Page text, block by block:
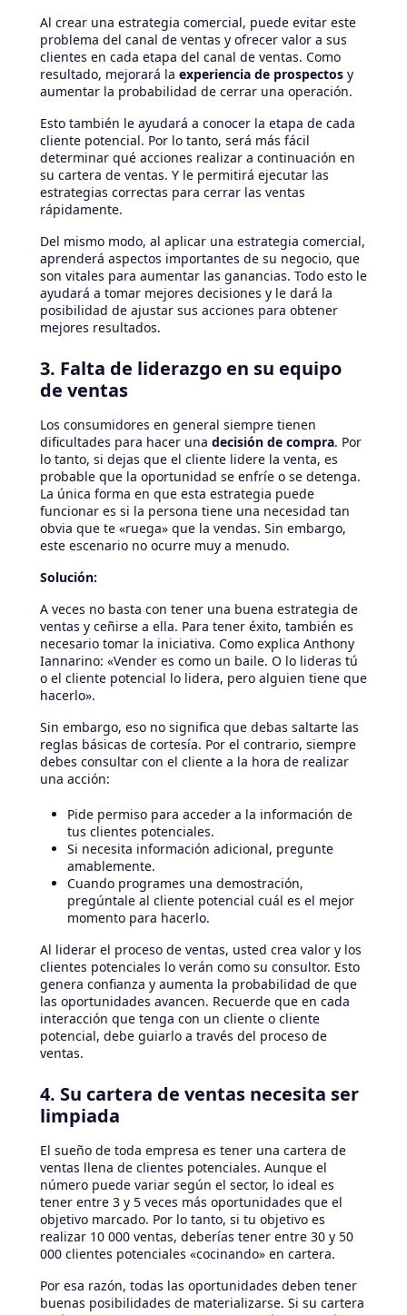
Al crear una estrategia comercial, puede evitar este
problema del canal de ventas y ofrecer valor a sus
clientes en cada etapa del canal de ventas. Como
resultado, mejorará la experiencia de prospectos y
aumentar la probabilidad de cerrar una operación.
Esto también le ayudará a conocer la etapa de cada
cliente potencial. Por lo tanto, será más fácil
determinar qué acciones realizar a continuación en
su cartera de ventas. Y le permitirá ejecutar las
estrategias correctas para cerrar las ventas
rápidamente.
Del mismo modo, al aplicar una estrategia comercial,
aprenderá aspectos importantes de su negocio, que
son vitales para aumentar las ganancias. Todo esto le
ayudará a tomar mejores decisiones y le dará la
posibilidad de ajustar sus acciones para obtener
mejores resultados.
3. Falta de liderazgo en su equipo
de ventas
Los consumidores en general siempre tienen
dificultades para hacer una decisión de compra. Por
lo tanto, si dejas que el cliente lidere la venta, es
probable que la oportunidad se enfríe o se detenga.
La única forma en que esta estrategia puede
funcionar es si la persona tiene una necesidad tan
obvia que te «ruega» que la vendas. Sin embargo,
este escenario no ocurre muy a menudo.
Solución:
A veces no basta con tener una buena estrategia de
ventas y ceñirse a ella. Para tener éxito, también es
necesario tomar la iniciativa. Como explica Anthony
Iannarino: «Vender es como un baile. O lo lideras tú
o el cliente potencial lo lidera, pero alguien tiene que
hacerlo».
Sin embargo, eso no significa que debas saltarte las
reglas básicas de cortesía. Por el contrario, siempre
debes consultar con el cliente a la hora de realizar
una acción:
Pide permiso para acceder a la información de
tus clientes potenciales.
Si necesita información adicional, pregunte
amablemente.
Cuando programes una demostración,
pregúntale al cliente potencial cuál es el mejor
momento para hacerlo.
Al liderar el proceso de ventas, usted crea valor y los
clientes potenciales lo verán como su consultor. Esto
genera confianza y aumenta la probabilidad de que
las oportunidades avancen. Recuerde que en cada
interacción que tenga con un cliente o cliente
potencial, debe guiarlo a través del proceso de
ventas.
4. Su cartera de ventas necesita ser
limpiada
El sueño de toda empresa es tener una cartera de
ventas llena de clientes potenciales. Aunque el
número puede variar según el sector, lo ideal es
tener entre 3 y 5 veces más oportunidades que el
objetivo marcado. Por lo tanto, si tu objetivo es
realizar 10 000 ventas, deberías tener entre 30 y 50
000 clientes potenciales «cocinando» en cartera.
Por esa razón, todas las oportunidades deben tener
buenas posibilidades de materializarse. Si su cartera